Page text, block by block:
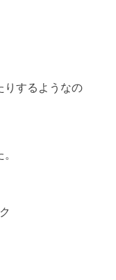
りするようなの